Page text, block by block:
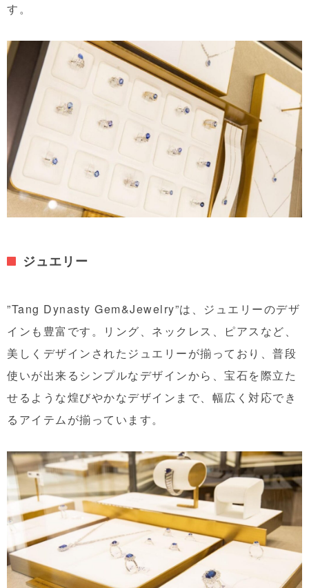
す。
ジュエリー
”Tang Dynasty Gem&Jewelry”は、ジュエリーのデザ
インも豊富です。リング、ネックレス、ピアスなど、
美しくデザインされたジュエリーが揃っており、普段
使いが出来るシンプルなデザインから、宝石を際立た
せるような煌びやかなデザインまで、幅広く対応でき
るアイテムが揃っています。